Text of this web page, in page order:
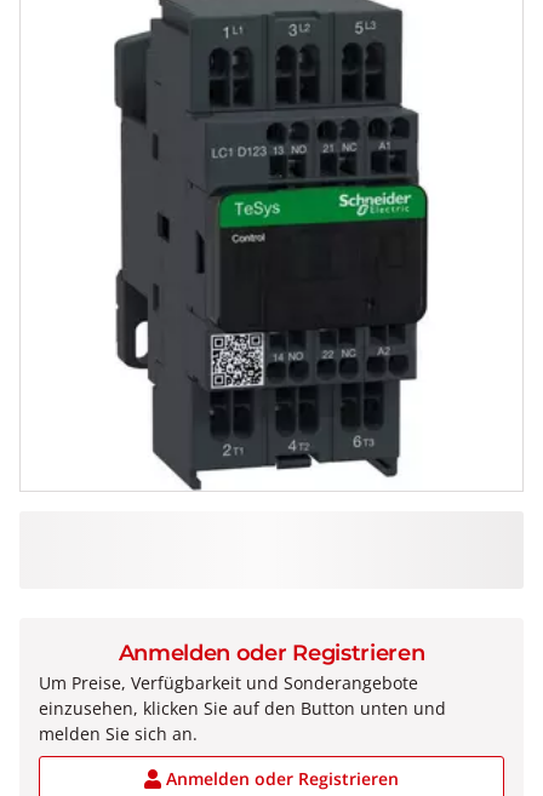
Anmelden oder Registrieren
Um Preise, Verfügbarkeit und Sonderangebote
einzusehen, klicken Sie auf den Button unten und
melden Sie sich an.
Anmelden oder Registrieren